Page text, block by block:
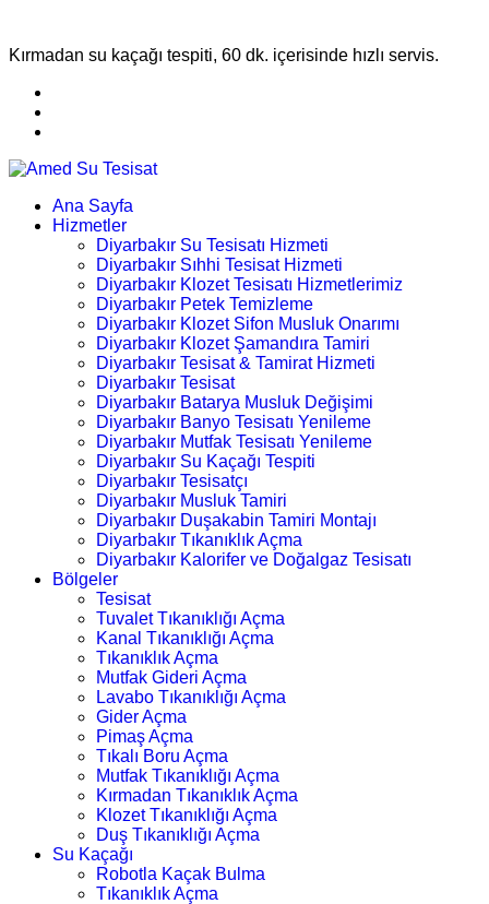
Kırmadan su kaçağı tespiti, 60 dk. içerisinde hızlı servis.
Ana Sayfa
Hizmetler
Diyarbakır Su Tesisatı Hizmeti
Diyarbakır Sıhhi Tesisat Hizmeti
Diyarbakır Klozet Tesisatı Hizmetlerimiz
Diyarbakır Petek Temizleme
Diyarbakır Klozet Sifon Musluk Onarımı
Diyarbakır Klozet Şamandıra Tamiri
Diyarbakır Tesisat & Tamirat Hizmeti
Diyarbakır Tesisat
Diyarbakır Batarya Musluk Değişimi
Diyarbakır Banyo Tesisatı Yenileme
Diyarbakır Mutfak Tesisatı Yenileme
Diyarbakır Su Kaçağı Tespiti
Diyarbakır Tesisatçı
Diyarbakır Musluk Tamiri
Diyarbakır Duşakabin Tamiri Montajı
Diyarbakır Tıkanıklık Açma
Diyarbakır Kalorifer ve Doğalgaz Tesisatı
Bölgeler
Tesisat
Tuvalet Tıkanıklığı Açma
Kanal Tıkanıklığı Açma
Tıkanıklık Açma
Mutfak Gideri Açma
Lavabo Tıkanıklığı Açma
Gider Açma
Pimaş Açma
Tıkalı Boru Açma
Mutfak Tıkanıklığı Açma
Kırmadan Tıkanıklık Açma
Klozet Tıkanıklığı Açma
Duş Tıkanıklığı Açma
Su Kaçağı
Robotla Kaçak Bulma
Tıkanıklık Açma